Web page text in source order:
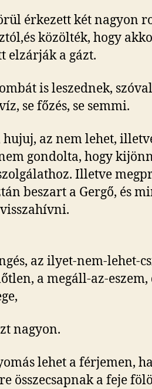
érkezett két nagyon
közölték, hogy
elzárják a gázt.
is leszednek,
se főzés, se semmi.
az nem lehet,
gondolta, hogy
Illetve
beszart a Gergő, és
az ilyet-nem-lehet-
a megáll-az-
nagyon.
lehet a férjemen,
összecsapnak a feje